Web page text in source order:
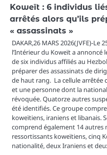
Koweït : 6 individus
arrêtés alors qu’ils
« assassinats »
DAKAR,26 MARS 2026(JVFE)-
l’Intérieur du Koweït a annoncé
de six individus affiliés au
préparer des assassinats de
de haut rang. La cellule
et une personne dont la
révoquée. Quatorze autres
été identifiés. Ce groupe
koweïtiens, iraniens et libanais.
comprend également 14 autres
ressortissants koweïtiens, cinq
nationalité, deux Iraniens et